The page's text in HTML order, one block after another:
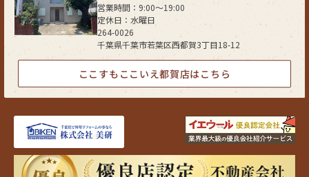
264-0026
千葉県千葉市若葉区西都賀3丁目18-12
営業時間：9:00〜19:00
定休日：水曜日
ここすもここいえ都賀店はこちら